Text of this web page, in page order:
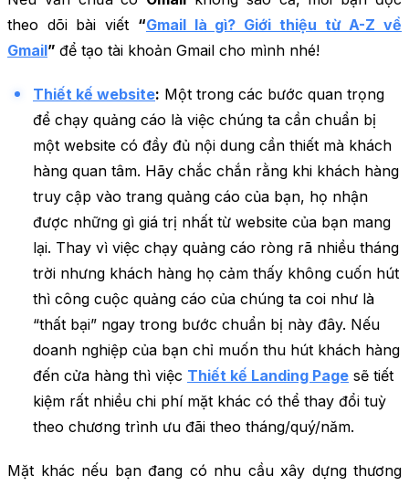
theo dõi bài viết “Gmail là gì? Giới thiệu từ A-Z về
Gmail” để tạo tài khoản Gmail cho mình nhé!
Thiết kế website: Một trong các bước quan trọng
để chạy quảng cáo là việc chúng ta cần chuẩn bị
một website có đầy đủ nội dung cần thiết mà khách
hàng quan tâm. Hãy chắc chắn rằng khi khách hàng
truy cập vào trang quảng cáo của bạn, họ nhận
được những gì giá trị nhất từ website của bạn mang
lại. Thay vì việc chạy quảng cáo ròng rã nhiều tháng
trời nhưng khách hàng họ cảm thấy không cuốn hút
thì công cuộc quảng cáo của chúng ta coi như là
“thất bại” ngay trong bước chuẩn bị này đây. Nếu
doanh nghiệp của bạn chỉ muốn thu hút khách hàng
đến cửa hàng thì việc Thiết kế Landing Page sẽ tiết
kiệm rất nhiều chi phí mặt khác có thể thay đổi tuỳ
theo chương trình ưu đãi theo tháng/quý/năm.
Mặt khác nếu bạn đang có nhu cầu xây dựng thương